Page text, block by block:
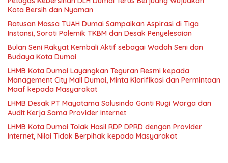
Kota Bersih dan Nyaman
Ratusan Massa TUAH Dumai Sampaikan Aspirasi di Tiga
Instansi, Soroti Polemik TKBM dan Desak Penyelesaian
Bulan Seni Rakyat Kembali Aktif sebagai Wadah Seni dan
Budaya Kota Dumai
LHMB Kota Dumai Layangkan Teguran Resmi kepada
Management City Mall Dumai, Minta Klarifikasi dan Permintaan
Maaf kepada Masyarakat
LHMB Desak PT Mayatama Solusindo Ganti Rugi Warga dan
Audit Kerja Sama Provider Internet
LHMB Kota Dumai Tolak Hasil RDP DPRD dengan Provider
Internet, Nilai Tidak Berpihak kepada Masyarakat